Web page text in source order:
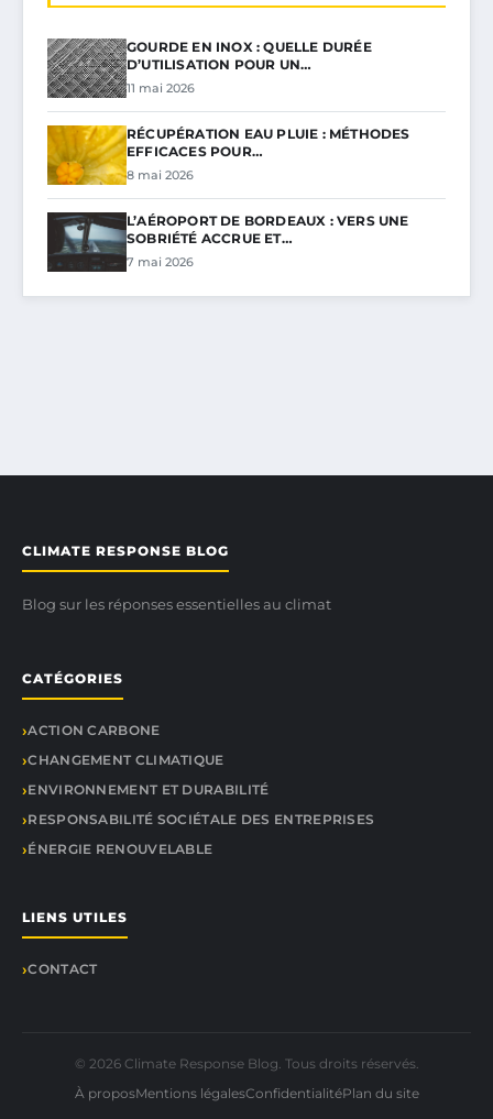
GOURDE EN INOX : QUELLE DURÉE
D’UTILISATION POUR UN…
11 mai 2026
RÉCUPÉRATION EAU PLUIE : MÉTHODES
EFFICACES POUR…
8 mai 2026
L’AÉROPORT DE BORDEAUX : VERS UNE
SOBRIÉTÉ ACCRUE ET…
7 mai 2026
CLIMATE RESPONSE BLOG
Blog sur les réponses essentielles au climat
CATÉGORIES
ACTION CARBONE
CHANGEMENT CLIMATIQUE
ENVIRONNEMENT ET DURABILITÉ
RESPONSABILITÉ SOCIÉTALE DES ENTREPRISES
ÉNERGIE RENOUVELABLE
LIENS UTILES
CONTACT
© 2026 Climate Response Blog. Tous droits réservés.
À proposMentions légalesConfidentialitéPlan du site